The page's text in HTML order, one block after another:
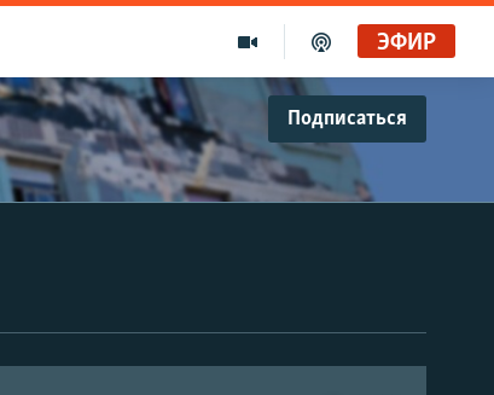
ЭФИР
Подписаться